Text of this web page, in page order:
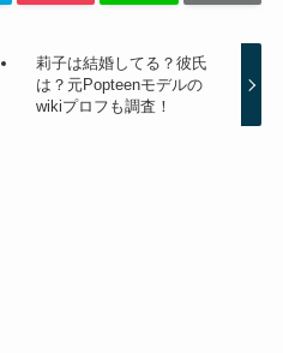
莉子は結婚してる？彼氏
は？元Popteenモデルの
wikiプロフも調査！